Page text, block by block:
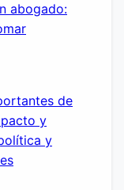
abogado:
de
y
y